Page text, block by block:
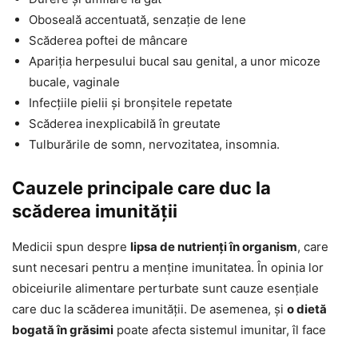
Oboseală accentuată, senzație de lene
Scăderea poftei de mâncare
Apariția herpesului bucal sau genital, a unor micoze
bucale, vaginale
Infecțiile pielii și bronșitele repetate
Scăderea inexplicabilă în greutate
Tulburările de somn, nervozitatea, insomnia.
Cauzele principale care duc la
scăderea imunității
Medicii spun despre lipsa de nutrienți în organism, care
sunt necesari pentru a menține imunitatea. În opinia lor
obiceiurile alimentare perturbate sunt cauze esențiale
care duc la scăderea imunității. De asemenea, și o dietă
bogată în grăsimi poate afecta sistemul imunitar, îl face